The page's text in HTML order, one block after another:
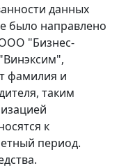
данных
было направлено
ООО "Бизнес-
фамилия и
таким
к
период.